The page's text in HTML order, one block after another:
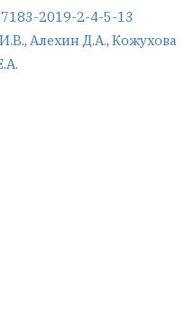
2019-2-4-5-13
, Алехин Д.А., Кожухова